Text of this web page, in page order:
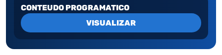
CONTEUDO PROGRAMATICO
VISUALIZAR